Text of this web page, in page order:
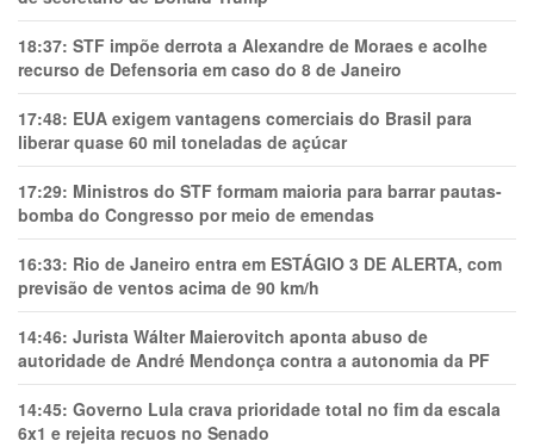
18:37: STF impõe derrota a Alexandre de Moraes e acolhe
recurso de Defensoria em caso do 8 de Janeiro
17:48: EUA exigem vantagens comerciais do Brasil para
liberar quase 60 mil toneladas de açúcar
17:29: Ministros do STF formam maioria para barrar pautas-
bomba do Congresso por meio de emendas
16:33: Rio de Janeiro entra em ESTÁGIO 3 DE ALERTA, com
previsão de ventos acima de 90 km/h
14:46: Jurista Wálter Maierovitch aponta abuso de
autoridade de André Mendonça contra a autonomia da PF
14:45: Governo Lula crava prioridade total no fim da escala
6x1 e rejeita recuos no Senado